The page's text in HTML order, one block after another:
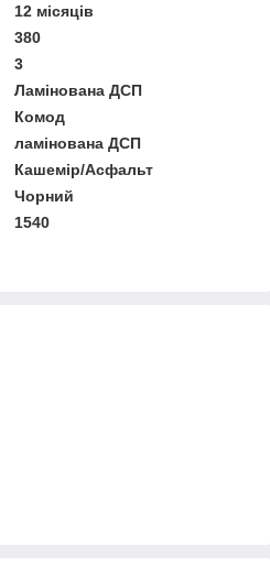
12 місяців
380
3
Ламінована ДСП
Комод
ламінована ДСП
Кашемір/Асфальт
Чорний
1540